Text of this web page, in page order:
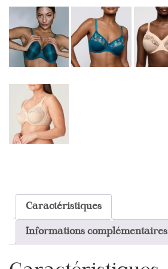
Caractéristiques
Informations complémentaires